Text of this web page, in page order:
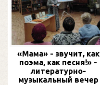
«Мама» - звучит, как
поэма, как песня!» -
литературно-
музыкальный вечер